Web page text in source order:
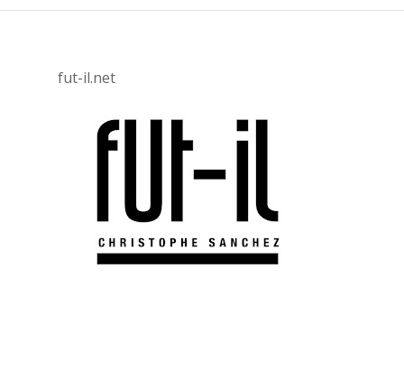
fut-il.net